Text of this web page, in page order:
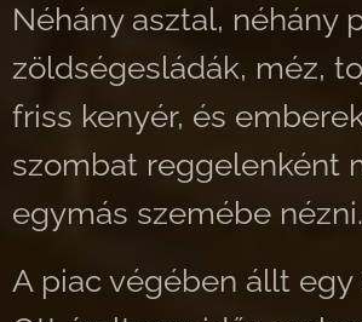
Néhány asztal, néhány
zöldségesládák, méz,
friss kenyér, és
szombat reggelenként
egymás szemébe nézni.
A piac végében állt egy